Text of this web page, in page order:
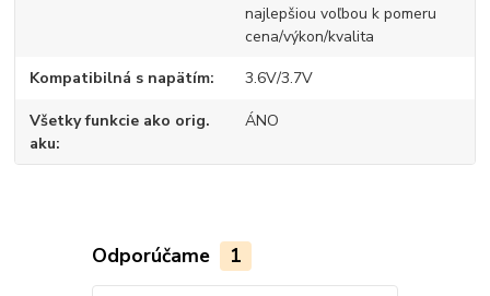
najlepšiou voľbou k pomeru
cena/výkon/kvalita
Kompatibilná s napätím 3.6V/3.7V
Všetky funkcie ako orig.
aku
ÁNO
Odporúčame 1